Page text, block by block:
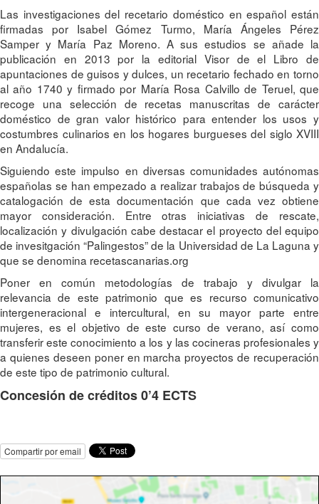
Las investigaciones del recetario doméstico en español están
firmadas por Isabel Gómez Turmo, María Ángeles Pérez
Samper y María Paz Moreno. A sus estudios se añade la
publicación en 2013 por la editorial Visor de el Libro de
apuntaciones de guisos y dulces, un recetario fechado en torno
al año 1740 y firmado por María Rosa Calvillo de Teruel, que
recoge una selección de recetas manuscritas de carácter
doméstico de gran valor histórico para entender los usos y
costumbres culinarios en los hogares burgueses del siglo XVIII
en Andalucía.
Siguiendo este impulso en diversas comunidades autónomas
españolas se han empezado a realizar trabajos de búsqueda y
catalogación de esta documentación que cada vez obtiene
mayor consideración. Entre otras iniciativas de rescate,
localización y divulgación cabe destacar el proyecto del equipo
de invesitgación “Palingestos” de la Universidad de La Laguna y
que se denomina recetascanarias.org
Poner en común metodologías de trabajo y divulgar la
relevancia de este patrimonio que es recurso comunicativo
intergeneracional e intercultural, en su mayor parte entre
mujeres, es el objetivo de este curso de verano, así como
transferir este conocimiento a los y las cocineras profesionales y
a quienes deseen poner en marcha proyectos de recuperación
de este tipo de patrimonio cultural.
Concesión de créditos 0’4 ECTS
Compartir por email